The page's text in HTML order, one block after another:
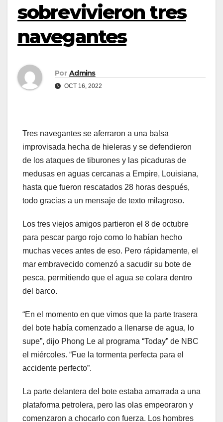
sobrevivieron tres
navegantes
Por Admins
OCT 16, 2022
Tres navegantes se aferraron a una balsa
improvisada hecha de hieleras y se defendieron
de los ataques de tiburones y las picaduras de
medusas en aguas cercanas a Empire, Louisiana,
hasta que fueron rescatados 28 horas después,
todo gracias a un mensaje de texto milagroso.
Los tres viejos amigos partieron el 8 de octubre
para pescar pargo rojo como lo habían hecho
muchas veces antes de eso. Pero rápidamente, el
mar embravecido comenzó a sacudir su bote de
pesca, permitiendo que el agua se colara dentro
del barco.
“En el momento en que vimos que la parte trasera
del bote había comenzado a llenarse de agua, lo
supe”, dijo Phong Le al programa “Today” de NBC
el miércoles. “Fue la tormenta perfecta para el
accidente perfecto”.
La parte delantera del bote estaba amarrada a una
plataforma petrolera, pero las olas empeoraron y
comenzaron a chocarlo con fuerza. Los hombres